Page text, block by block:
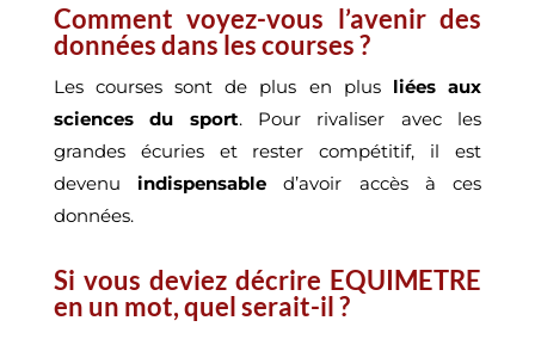
Comment voyez-vous l’avenir des
données dans les courses ?
Les courses sont de plus en plus liées aux
sciences du sport. Pour rivaliser avec les
grandes écuries et rester compétitif, il est
devenuindispensable d’avoir accès à ces
données.
Si vous deviez décrire EQUIMETRE
en un mot, quel serait-il ?